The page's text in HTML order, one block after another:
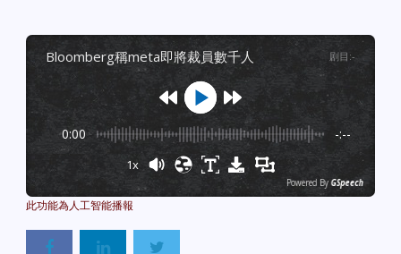
bloomberg稱meta即將裁員數千人 剧目 :-
0:00 -:--
1x
Powered By GSpeech